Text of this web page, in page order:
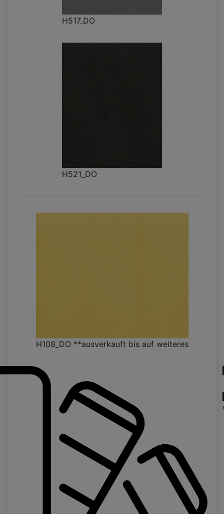
H517_DO
H521_DO
H108_DO **ausverkauft bis auf weiteres